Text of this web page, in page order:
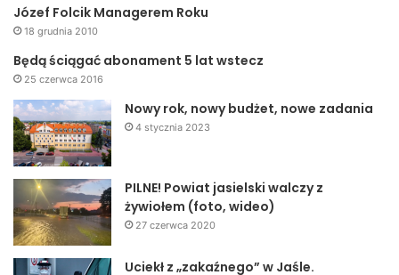
Józef Folcik Managerem Roku
18 grudnia 2010
Będą ściągać abonament 5 lat wstecz
25 czerwca 2016
Nowy rok, nowy budżet, nowe zadania
4 stycznia 2023
PILNE! Powiat jasielski walczy z
żywiołem (foto, wideo)
27 czerwca 2020
Uciekł z „zakaźnego” w Jaśle.